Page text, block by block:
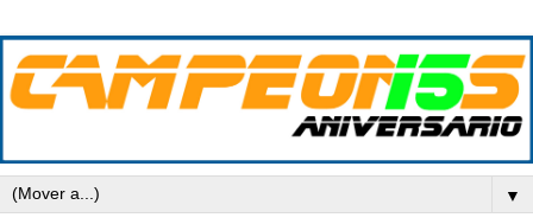
▼